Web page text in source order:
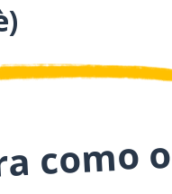
)
como